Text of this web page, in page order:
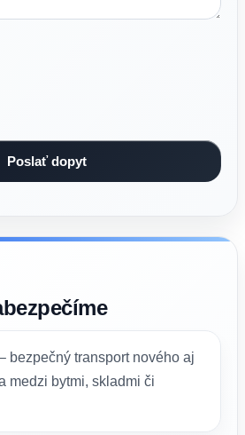
bezpečný transport nového aj
medzi bytmi, skladmi či